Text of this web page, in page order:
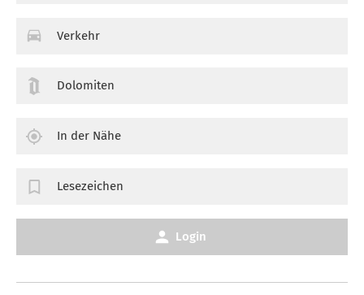
Verkehr
Dolomiten
In der Nähe
Lesezeichen
Login